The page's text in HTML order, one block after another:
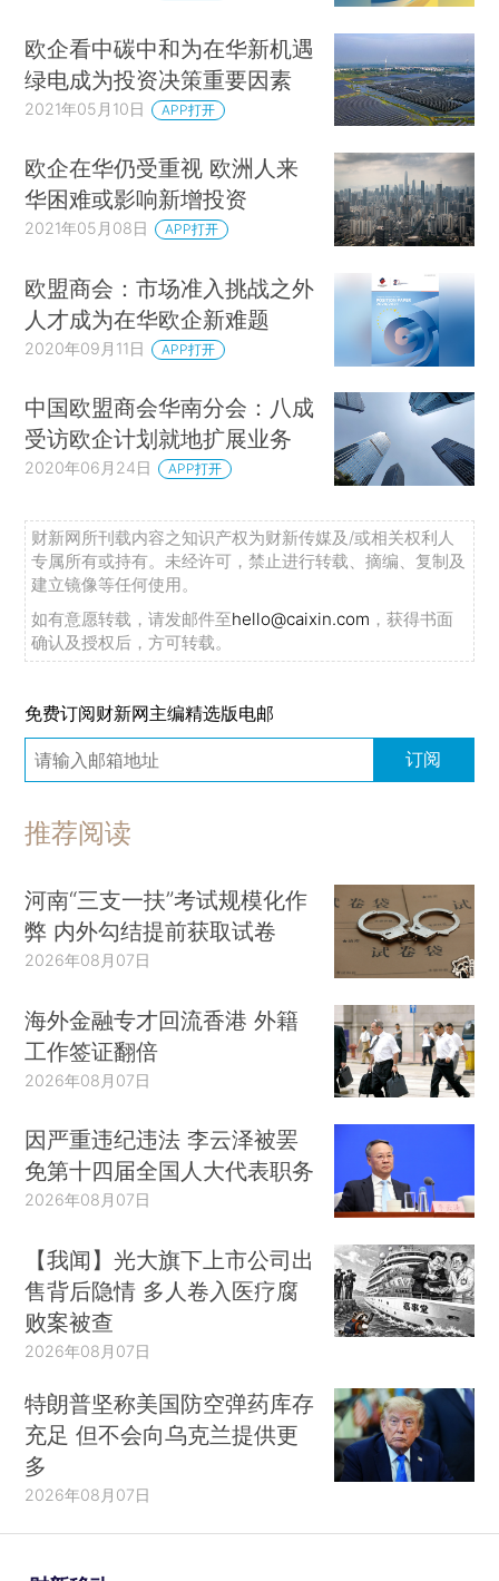
欧企看中碳中和为在华新机遇
绿电成为投资决策重要因素
2021年05月10日 APP打开
欧企在华仍受重视 欧洲人来
华困难或影响新增投资
2021年05月08日 APP打开
欧盟商会：市场准入挑战之外
人才成为在华欧企新难题
2020年09月11日 APP打开
中国欧盟商会华南分会：八成
受访欧企计划就地扩展业务
2020年06月24日 APP打开
财新网所刊载内容之知识产权为财新传媒及/或相关权利人
专属所有或持有。未经许可，禁止进行转载、摘编、复制及
建立镜像等任何使用。
如有意愿转载，请发邮件至hello@caixin.com ，获得书面
确认及授权后，方可转载。
免费订阅财新网主编精选版电邮
订阅
推荐阅读
河南“三支一扶”考试规模化作
弊 内外勾结提前获取试卷
2026年08月07日
海外金融专才回流香港 外籍
工作签证翻倍
2026年08月07日
因严重违纪违法 李云泽被罢
免第十四届全国人大代表职务
2026年08月07日
【我闻】光大旗下上市公司出
售背后隐情 多人卷入医疗腐
败案被查
2026年08月07日
特朗普坚称美国防空弹药库存
充足 但不会向乌克兰提供更
多
2026年08月07日